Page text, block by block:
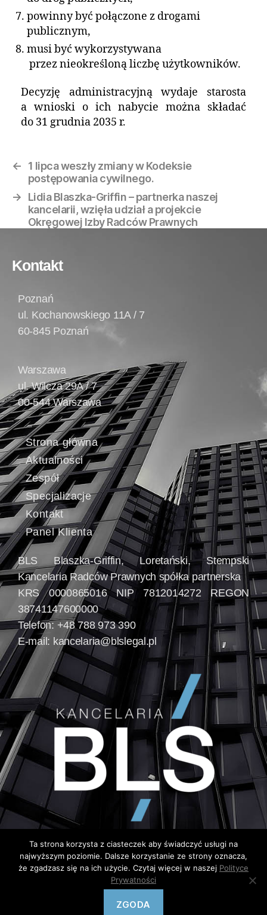
powinny być połączone z drogami
publicznym,
musi być wykorzystywana
przez nieokreśloną liczbę użytkowników.
Decyzję administracyjną wydaje starosta
a wnioski o ich nabycie można składać
do 31 grudnia 2035 r.
←
1 lipca weszły zmiany w Kodeksie
postępowania cywilnego.
→
Lidia Blaszka-Griffin – partnerka naszej
kancelarii, wzięła udział a projekcie
Okręgowej Izby Radców Prawnych
Kontakt
Poznań
ul. Kochanowskiego 11A / 7
60-845 Poznań
Warszawa
ul. Wilcza 29A / 7
00-544 Warszawa
Strona główna
Aktualności
Zespół
Specjalizacje
Kontakt
Panel Klienta
BLS Blaszka-Griffin, Loretański, Stempski
Kancelaria Radców Prawnych spółka partnerska
KRS 0000865016 NIP 7812014272 REGON
38741147600000
Telefon: +48 788 973 390
E-mail: kancelaria@blslegal.pl
© Copyright 2020 – wykonanie
Ta strona korzysta z ciasteczek aby świadczyć usługi na
najwyższym poziomie. Dalsze korzystanie ze strony oznacza,
że zgadzasz się na ich użycie. Czytaj więcej w naszej Polityce
Prywatności
ZGODA